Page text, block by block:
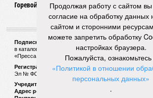
Новости smi2.ru
ЕЩЕ ИЗ РАЗДЕЛА
«Аварийное» мышление
Продолжая работу с сайтом
согласие на обработку
сайтом и сторонними
можете запретить обработку
настройках браузера.
Пожалуйста, ознакомьтесь
«Политикой в отношении
персональных данных»
.